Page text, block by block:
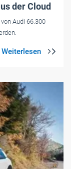
der Cloud
Audi 66.300